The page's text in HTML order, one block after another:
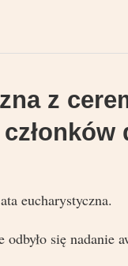
z
eucharystyczna.
się nadanie